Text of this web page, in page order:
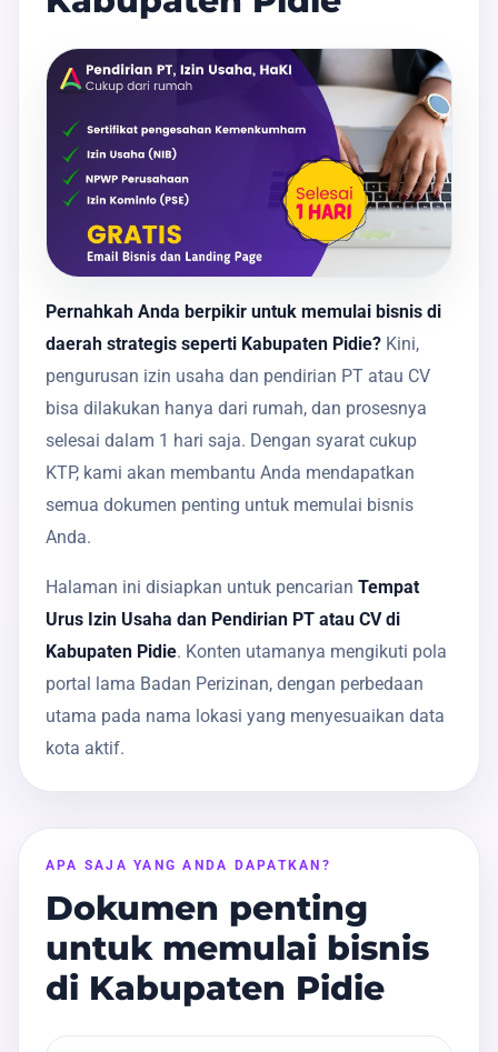
Pernahkah Anda berpikir untuk memulai bisnis di
daerah strategis seperti Kabupaten Pidie? Kini,
pengurusan izin usaha dan pendirian PT atau CV
bisa dilakukan hanya dari rumah, dan prosesnya
selesai dalam 1 hari saja. Dengan syarat cukup
KTP, kami akan membantu Anda mendapatkan
semua dokumen penting untuk memulai bisnis
Anda.
Halaman ini disiapkan untuk pencarian Tempat
Urus Izin Usaha dan Pendirian PT atau CV di
Kabupaten Pidie. Konten utamanya mengikuti pola
portal lama Badan Perizinan, dengan perbedaan
utama pada nama lokasi yang menyesuaikan data
kota aktif.
APA SAJA YANG ANDA DAPATKAN?
Dokumen penting
untuk memulai bisnis
di Kabupaten Pidie